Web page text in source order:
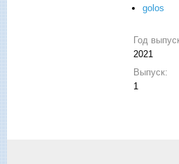
golos
Год
2021
Выпуск:
1